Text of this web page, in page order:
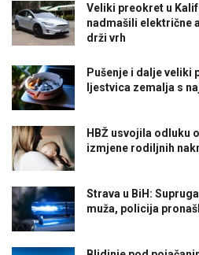
Veliki preokret u
nadmašili električne
drži vrh
Pušenje i dalje veliki
ljestvica zemalja s
HBŽ usvojila odluku
izmjene rodiljnih
Strava u BiH:
muža, policija